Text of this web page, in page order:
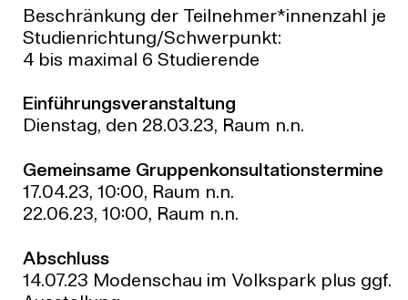
Beschränkung der Teilnehmer*innenzahl je
Studienrichtung/Schwerpunkt:
4 bis maximal 6 Studierende
Einführungsveranstaltung
Dienstag, den 28.03.23, Raum n.n.
Gemeinsame Gruppenkonsultationstermine
17.04.23, 10:00, Raum n.n.
22.06.23, 10:00, Raum n.n.
Abschluss
14.07.23 Modenschau im Volkspark plus ggf.